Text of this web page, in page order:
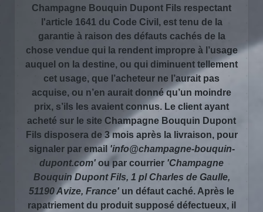
Champagne Bouquin Dupont Fils respectant
l'article 1641 du Code Civil, est tenu de la
garantie à raison des défauts cachés de la
chose vendue qui la rendent impropre à l’usage
auquel on la destine, ou qui diminuent tellement
cet usage, que l’acheteur ne l’aurait pas
acquise, ou n’en aurait donné qu’un moindre
prix, s’ils les avaient connus. Le client ayant
acheté sur le site Champagne Bouquin Dupont
Fils disposera de 3 mois après la livraison, pour
signaler par email 'info@champagne-bouquin-
dupont.com' ou par courrier 'Champagne
Bouquin Dupont Fils, 1 pl Charles de Gaulle,
51190 Avize, France' un défaut caché. Après le
rapatriement du produit supposé défectueux, il